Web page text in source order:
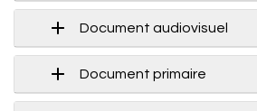
Document audiovisuel
Document primaire